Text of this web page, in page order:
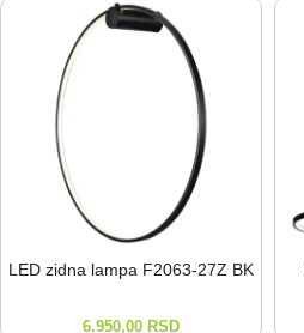
LED zidna lampa F2063-⁠27Z BK
6.950,00 RSD